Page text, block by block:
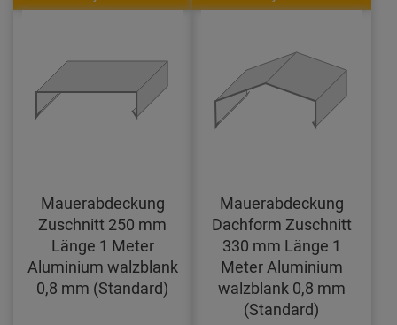
Mauerabdeckung
Zuschnitt 250 mm
Länge 1 Meter
Aluminium walzblank
0,8 mm (Standard)
Mauerabdeckung
Dachform Zuschnitt
330 mm Länge 1
Meter Aluminium
walzblank 0,8 mm
(Standard)